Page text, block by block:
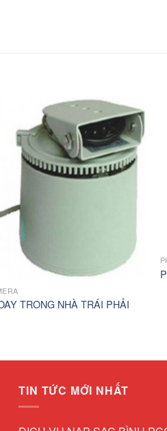
TRONG NHÀ TRÁI PHẢI
TIN TỨC MỚI NHẤT